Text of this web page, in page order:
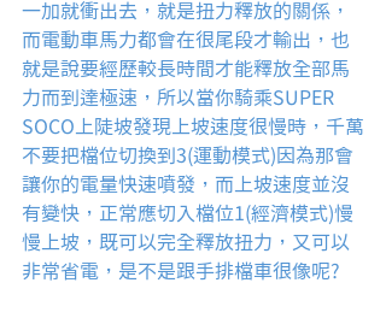
一加就衝出去，就是扭力釋放的關係，
而電動車馬力都會在很尾段才輸出，也
就是說要經歷較長時間才能釋放全部馬
力而到達極速，所以當你騎乘SUPER
SOCO上陡坡發現上坡速度很慢時，千萬
不要把檔位切換到3(運動模式)因為那會
讓你的電量快速噴發，而上坡速度並沒
有變快，正常應切入檔位1(經濟模式)慢
慢上坡，既可以完全釋放扭力，又可以
非常省電，是不是跟手排檔車很像呢?